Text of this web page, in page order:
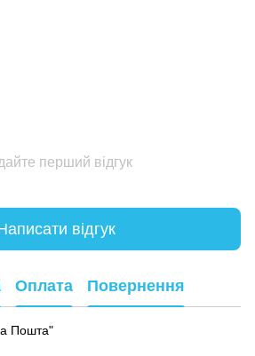
перший відгук
відгук
Оплата Повернення
Пошта"